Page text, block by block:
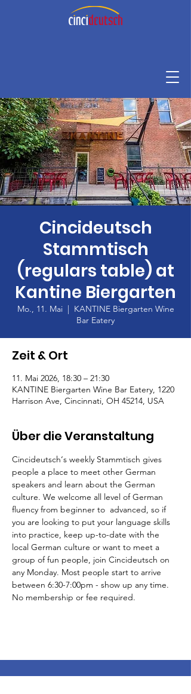
Cincideutsch
Stammtisch
(regulars table) at
Kantine Biergarten
Mo., 11. Mai
  |
KANTINE Biergarten Wine
Bar Eatery
Zeit & Ort
11. Mai 2026, 18:30 – 21:30
KANTINE Biergarten Wine Bar Eatery, 1220
Harrison Ave, Cincinnati, OH 45214, USA
Über die Veranstaltung
Cincideutsch‘s weekly Stammtisch gives
people a place to meet other German
speakers and learn about the German
culture. We welcome all level of German
fluency from beginner to  advanced, so if
you are looking to put your language skills
into practice, keep up-to-date with the
local German culture or want to meet a
group of fun people, join Cincideutsch on
any Monday. Most people start to arrive
between 6:30-7:00pm - show up any time.
No membership or fee required.